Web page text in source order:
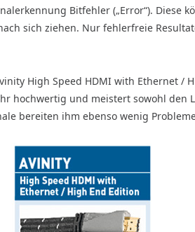
Bitfehler („Error“). Diese
sich ziehen. Nur fehlerfreie
High Speed HDMI with Ethernet /
hochwertig und meistert sowohl den
bereiten ihm ebenso wenig